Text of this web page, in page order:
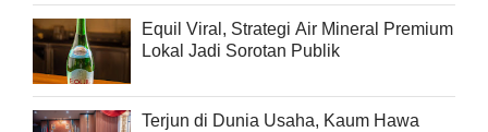
Equil Viral, Strategi Air Mineral Premium
Lokal Jadi Sorotan Publik
Terjun di Dunia Usaha, Kaum Hawa